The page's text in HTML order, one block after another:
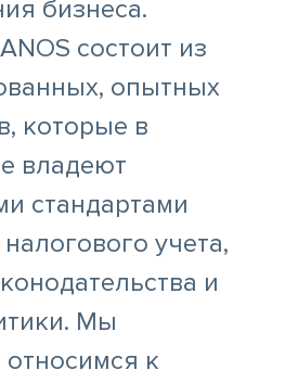
бизнеса.
состоит из
опытных
которые в
владеют
стандартами
учета,
и
Мы
к